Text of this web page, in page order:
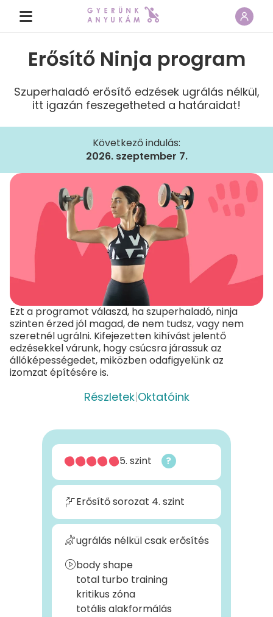
Erősítő Ninja program
Szuperhaladó erősítő edzések ugrálás nélkül,
itt igazán feszegetheted a határaidat!
Következő indulás:
2026. szeptember 7.
Részletek|Oktatóink
Ezt a programot válaszd, ha szuperhaladó, ninja
szinten érzed jól magad, de nem tudsz, vagy nem
szeretnél ugrálni. Kifejezetten kihívást jelentő
edzésekkel várunk, hogy csúcsra járassuk az
állóképességedet, miközben odafigyelünk az
izomzat építésére is.
5. szint ?
Erősítő sorozat 4. szint
ugrálás nélkül csak erősítés
body shape
total turbo training
kritikus zóna
totális alakformálás